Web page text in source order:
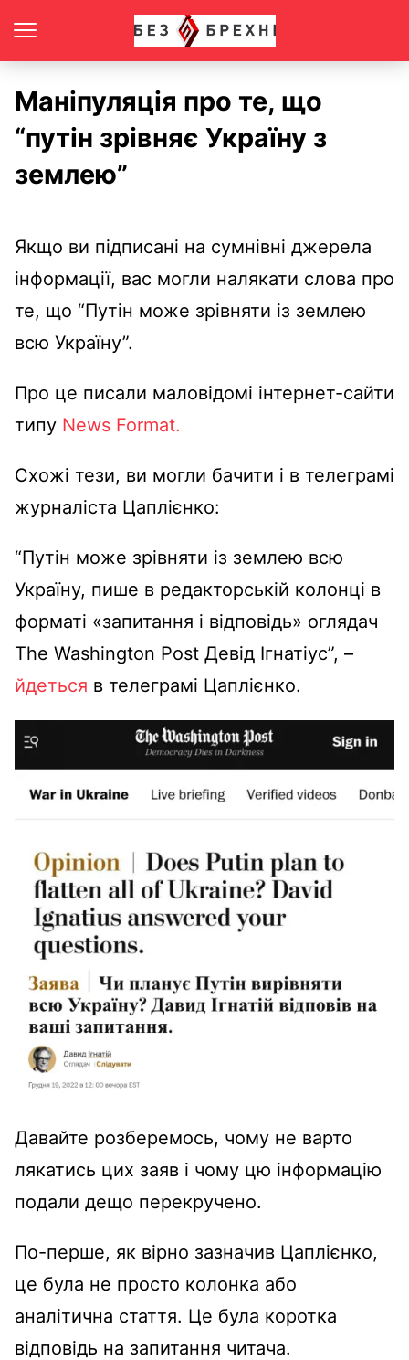
Маніпуляція про те, що
“путін зрівняє Україну з
землею”
Якщо ви підписані на сумнівні джерела
інформації, вас могли налякати слова про
те, що “Путін може зрівняти із землею
всю Україну”.
Про це писали маловідомі інтернет-сайти
типу News Format.
Схожі тези, ви могли бачити і в телеграмі
журналіста Цаплієнко:
“Путін може зрівняти із землею всю
Україну, пише в редакторській колонці в
форматі «запитання і відповідь» оглядач
The Washington Post Девід Ігнатіус”, –
йдеться в телеграмі Цаплієнко.
Давайте розберемось, чому не варто
лякатись цих заяв і чому цю інформацію
подали дещо перекручено.
По-перше, як вірно зазначив Цаплієнко,
це була не просто колонка або
аналітична стаття. Це була коротка
відповідь на запитання читача.